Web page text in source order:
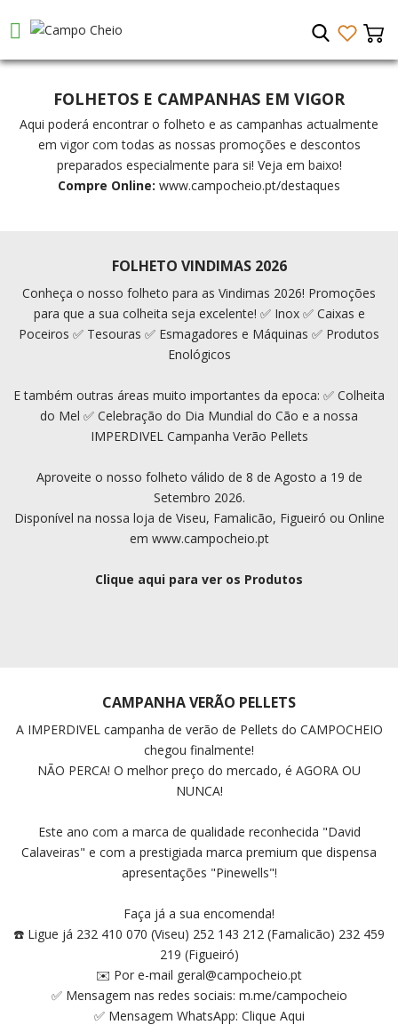
FOLHETOS E CAMPANHAS EM VIGOR
Aqui poderá encontrar o folheto e as campanhas actualmente
em vigor com todas as nossas promoções e descontos
preparados especialmente para si! Veja em baixo!
Compre Online: www.campocheio.pt/destaques
FOLHETO VINDIMAS 2026
Conheça o nosso folheto para as Vindimas 2026! Promoções
para que a sua colheita seja excelente! ✅ Inox ✅ Caixas e
Poceiros ✅ Tesouras ✅ Esmagadores e Máquinas ✅ Produtos
Enológicos
E também outras áreas muito importantes da epoca: ✅ Colheita
do Mel ✅ Celebração do Dia Mundial do Cão e a nossa
IMPERDIVEL Campanha Verão Pellets
Aproveite o nosso folheto válido de 8 de Agosto a 19 de
Setembro 2026.
Disponível na nossa loja de Viseu, Famalicão, Figueiró ou Online
em www.campocheio.pt
Clique aqui para ver os Produtos
CAMPANHA VERÃO PELLETS
A IMPERDIVEL campanha de verão de Pellets do CAMPOCHEIO
chegou finalmente!
NÃO PERCA! O melhor preço do mercado, é AGORA OU
NUNCA!
Este ano com a marca de qualidade reconhecida "David
Calaveiras" e com a prestigiada marca premium que dispensa
apresentações "Pinewells"!
Faça já a sua encomenda!
☎️ Ligue já 232 410 070 (Viseu) 252 143 212 (Famalicão) 232 459
219 (Figueiró)
✉️ Por e-mail geral@campocheio.pt
✅ Mensagem nas redes sociais: m.me/campocheio
✅ Mensagem WhatsApp: Clique Aqui